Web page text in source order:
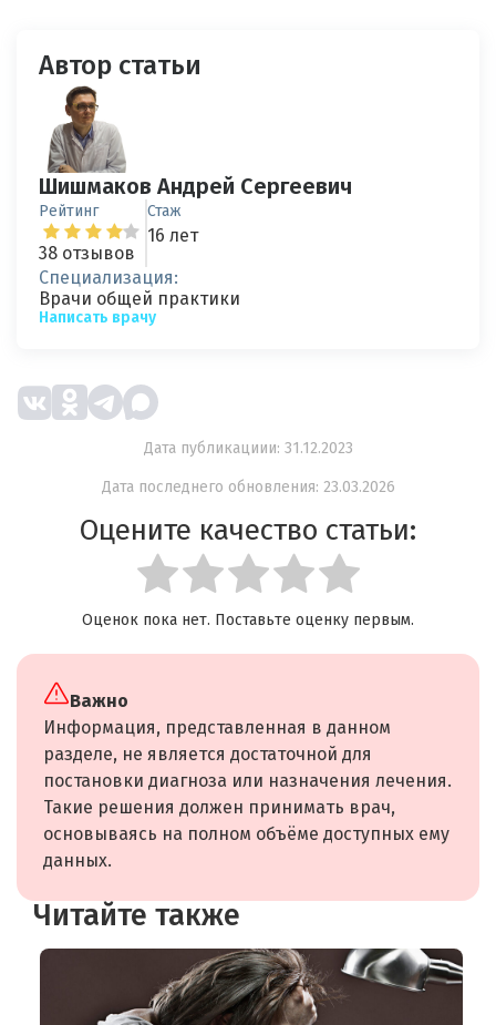
Автор статьи
Шишмаков Андрей Сергеевич
Рейтинг
38 отзывов
Стаж
16 лет
Специализация:
Врачи общей практики
Написать врачу
Дата публикациии: 31.12.2023
Дата последнего обновления: 23.03.2026
Оцените качество статьи:
Оценок пока нет. Поставьте оценку первым.
Важно
Информация, представленная в данном
разделе, не является достаточной для
постановки диагноза или назначения лечения.
Такие решения должен принимать врач,
основываясь на полном объёме доступных ему
данных.
Читайте также